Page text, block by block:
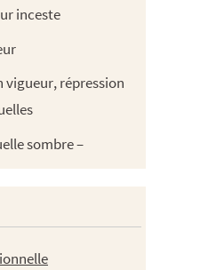
inceste
vigueur, répression
sombre –